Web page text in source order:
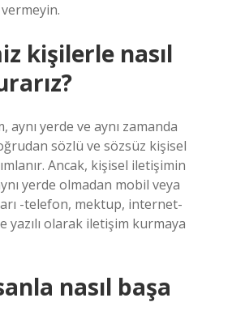
kişilerle nasıl
aynı yerde ve aynı zamanda
sözlü ve sözsüz kişisel
Ancak, kişisel iletişimin
yerde olmadan mobil veya
-telefon, mektup, internet-
yazılı olarak iletişim kurmaya
nasıl başa